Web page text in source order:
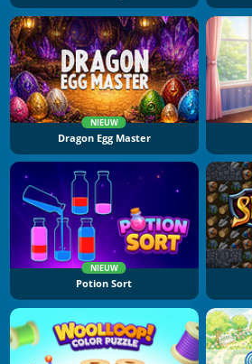
NIEUW
Dragon Egg Master
NIEUW
Potion Sort